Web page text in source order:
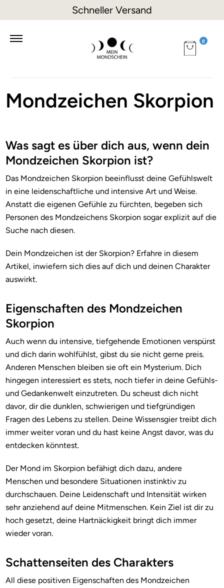
Schneller Versand
0
Mondzeichen Skorpion
Was sagt es über dich aus, wenn dein
Mondzeichen Skorpion ist?
Das Mondzeichen Skorpion beeinflusst deine Gefühlswelt
in eine leidenschaftliche und intensive Art und Weise.
Anstatt die eigenen Gefühle zu fürchten, begeben sich
Personen des Mondzeichens Skorpion sogar explizit auf die
Suche nach diesen.
Dein Mondzeichen ist der Skorpion? Erfahre in diesem
Artikel, inwiefern sich dies auf dich und deinen Charakter
auswirkt.
Eigenschaften des Mondzeichen
Skorpion
Auch wenn du intensive, tiefgehende Emotionen verspürst
und dich darin wohlfühlst, gibst du sie nicht gerne preis.
Anderen Menschen bleiben sie oft ein Mysterium. Dich
hingegen interessiert es stets, noch tiefer in deine Gefühls-
und Gedankenwelt einzutreten. Du scheust dich nicht
davor, dir die dunklen, schwierigen und tiefgründigen
Fragen des Lebens zu stellen. Deine Wissensgier treibt dich
immer weiter voran und du hast keine Angst davor, was du
entdecken könntest.
Der Mond im Skorpion befähigt dich dazu, andere
Menschen und besondere Situationen instinktiv zu
durchschauen. Deine Leidenschaft und Intensität wirken
sehr anziehend auf deine Mitmenschen. Kein Ziel ist dir zu
hoch gesetzt, deine Hartnäckigkeit bringt dich immer
wieder voran.
Schattenseiten des Charakters
All diese positiven Eigenschaften des Mondzeichen